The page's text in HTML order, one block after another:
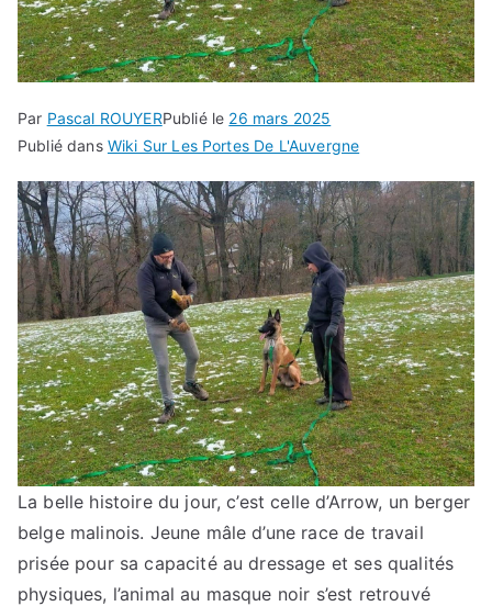
Par Pascal ROUYERPublié le 26 mars 2025
Publié dans Wiki Sur Les Portes De L'Auvergne
La belle histoire du jour, c’est celle d’Arrow, un berger
belge malinois. Jeune mâle d’une race de travail
prisée pour sa capacité au dressage et ses qualités
physiques, l’animal au masque noir s’est retrouvé